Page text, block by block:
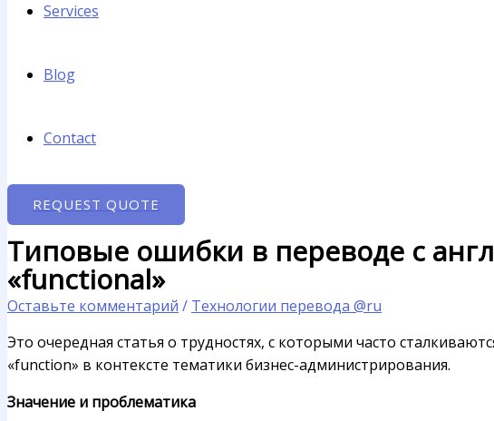
Services
Blog
Contact
REQUEST QUOTE
Типовые ошибки в переводе с
«functional»
Оставьте комментарий / Технологии перевода @ru
Это очередная статья о трудностях, с которыми часто
«function» в контексте тематики бизнес-администрирования.
Значение и проблематика